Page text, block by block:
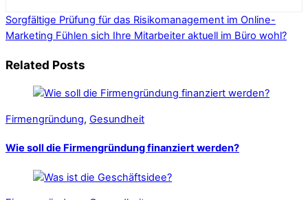
Sorgfältige Prüfung für das Risikomanagement im Online-
Marketing Fühlen sich Ihre Mitarbeiter aktuell im Büro wohl?
Related Posts
Firmengründung, Gesundheit
Wie soll die Firmengründung finanziert werden?